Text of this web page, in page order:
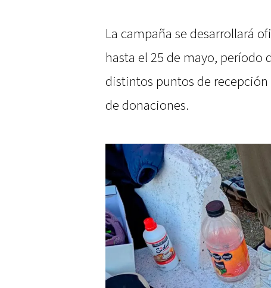
La campaña se desarrollará
hasta el 25 de mayo, período
distintos puntos de
de donaciones.